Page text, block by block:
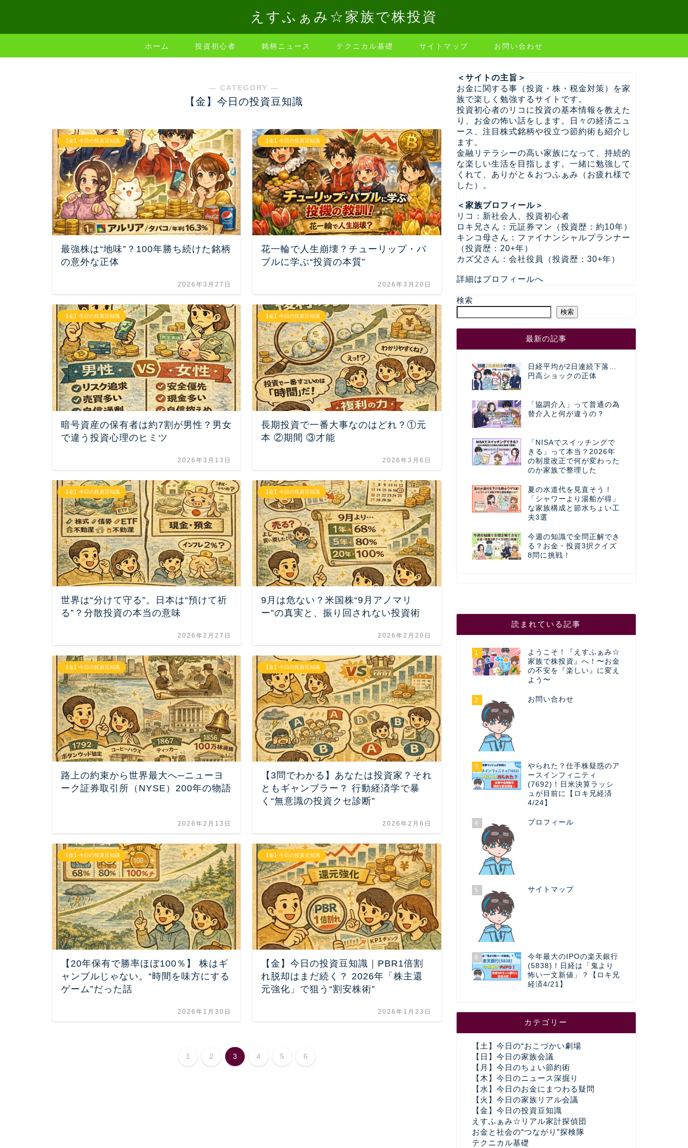
えすふぁみ☆家族で株投資
ホーム 投資初心者 銘柄ニュース テクニカル基礎 サイトマップ お問い合わせ
― CATEGORY ―
【金】今日の投資豆知識
【金】今日の投資豆知識
最強株は“地味”？100年勝ち続けた銘柄
の意外な正体
2026年3月27日
【金】今日の投資豆知識
花一輪で人生崩壊？チューリップ・バ
ブルに学ぶ“投資の本質”
2026年3月20日
【金】今日の投資豆知識
暗号資産の保有者は約7割が男性？男女
で違う投資心理のヒミツ
2026年3月13日
【金】今日の投資豆知識
長期投資で一番大事なのはどれ？①元
本 ②期間 ③才能
2026年3月6日
【金】今日の投資豆知識
世界は“分けて守る”。日本は“預けて祈
る”？分散投資の本当の意味
2026年2月27日
【金】今日の投資豆知識
9月は危ない？米国株“9月アノマリ
ー”の真実と、振り回されない投資術
2026年2月20日
【金】今日の投資豆知識
路上の約束から世界最大へ─ニューヨ
ーク証券取引所（NYSE）200年の物語
2026年2月13日
【金】今日の投資豆知識
【3問でわかる】あなたは投資家？それ
ともギャンブラー？ 行動経済学で暴
く“無意識の投資クセ診断”
2026年2月6日
【金】今日の投資豆知識
【20年保有で勝率ほぼ100％】 株はギ
ャンブルじゃない。“時間を味方にする
ゲーム”だった話
2026年1月30日
【金】今日の投資豆知識
【金】今日の投資豆知識｜PBR1倍割
れ脱却はまだ続く？ 2026年「株主還
元強化」で狙う“割安株術”
2026年1月23日
1 2 3 4 5 6
＜サイトの主旨＞
お金に関する事（投資・株・税金対策）を家
族で楽しく勉強するサイトです。
投資初心者のリコに投資の基本情報を教えた
り、お金の怖い話をします。日々の経済ニュ
ース、注目株式銘柄や役立つ節約術も紹介し
ます。
金融リテラシーの高い家族になって、持続的
な楽しい生活を目指します。一緒に勉強して
くれて、ありがと＆おつふぁみ（お疲れ様で
した）。
＜家族プロフィール＞
リコ：新社会人、投資初心者
ロキ兄さん：元証券マン（投資歴：約10年）
キンコ母さん：ファイナンシャルプランナー
（投資歴：20+年）
カズ父さん：会社役員（投資歴：30+年）
詳細はプロフィールへ
検索
検索
最新の記事
日経平均が2日連続下落…
円高ショックの正体
「協調介入」って普通の為
替介入と何が違うの？
「NISAでスイッチングで
きる」って本当？2026年
の制度改正で何が変わった
のか家族で整理した
夏の水道代を見直そう！
「シャワーより湯船が得」
な家族構成と節水ちょい工
夫3選
今週の知識で全問正解でき
る？お金・投資3択クイズ
8問に挑戦！
読まれている記事
1
ようこそ！『えすふぁみ☆
家族で株投資』へ！〜お金
の不安を『楽しい』に変え
よう〜
2 お問い合わせ
3
やられた？仕手株疑惑のア
ースインフィニティ
(7692)！日米決算ラッシ
ュが目前に【ロキ兄経済
4/24】
4 プロフィール
5 サイトマップ
6
今年最大のIPOの楽天銀行
(5838)！日経は「鬼より
怖い一文新値」？【ロキ兄
経済4/21】
カテゴリー
【土】今日の“おこづかい劇場
【日】今日の家族会議
【月】今日のちょい節約術
【木】今日のニュース深掘り
【水】今日のお金にまつわる疑問
【火】今日の家族リアル会議
【金】今日の投資豆知識
えすふぁみ☆リアル家計探偵団
お金と社会の“つながり”探検隊
テクニカル基礎